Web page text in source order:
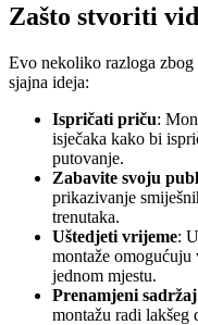
Zašto stvoriti
Evo nekoliko razloga zbog
sjajna ideja:
Ispričati priču:
isječaka kako bi
putovanje.
Zabavite svoju
prikazivanje
trenutaka.
Uštedjeti vrijeme:
montaže
jednom mjestu.
Prenamjeni sadržaj
montažu radi lakšeg